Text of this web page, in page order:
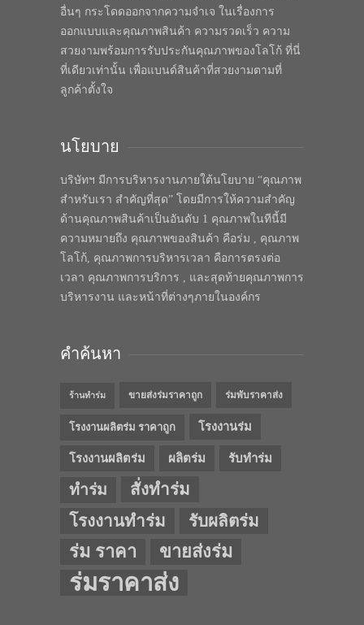
อื่นๆ กระโดดออกจากความจำเจ ในเรื่องการ
ออกแบบและคุณภาพสินค้า ความรวดเร็ว ความ
สวยงามพร้อมการรับประกันคุณภาพของโลโก้ ที่นี่
ที่เดียวเท่านั้น เพื่อแบนด์สินค้าที่สวยงามตามที่
ลูกค้าตั้งใจ
นโยบาย
บริษัทฯ มีการบริหารงานภายใต้นโยบาย “คุณภาพ
สำหรับเรา สำคัญที่สุด” โดยมีการให้ความสำคัญ
ด้านคุณภาพสินค้าเป็นอันดับ 1 คุณภาพในทีนี้มี
ความหมายถึง คุณภาพของสินค้า คือร่ม , คุณภาพ
โลโก้, คุณภาพการบริหารเวลา คือการตรงต่อ
เวลา คุณภาพการบริการ , และสุดท้ายคุณภาพการ
บริหารงาน และหน้าที่ต่างๆภายในองค์กร
คำค้นหา
ร้านทำร่ม ขายส่งร่มราคาถูก ร่มพับราคาส่ง
โรงงานผลิตร่ม ราคาถูก โรงงานร่ม
โรงงานผลิตร่ม ผลิตร่ม รับทำร่ม
ทำร่ม
สั่งทำร่ม
โรงงานทำร่ม
รับผลิตร่ม
ร่ม ราคา ขายส่งร่ม
ร่มราคาส่ง